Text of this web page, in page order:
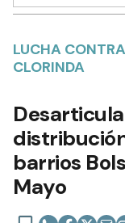
LUCHA
CLORINDA
barrios
Mayo